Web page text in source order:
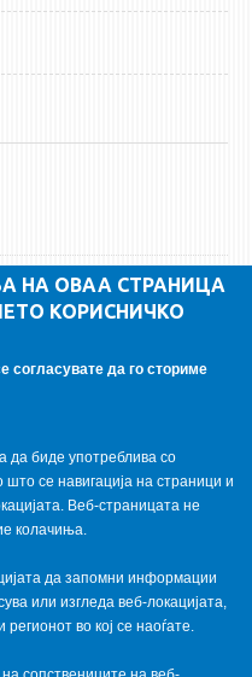
НА ОВАА СТРАНИЦА
КОРИСНИЧКО
согласувате да го сториме
да биде употреблива со
се навигација на страници и
Веб-страницата не
колачиња.
да запомни информации
или изгледа веб-локацијата,
во кој се наоѓате.